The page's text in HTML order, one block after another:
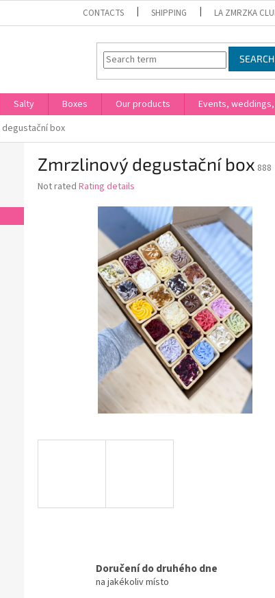
CONTACTS SHIPPING LA ZMRZKA
SEARCH
Salty Boxes Our products Events,
box
Zmrzlinový degustační box 888
The
Not rated Rating details
Doručení do druhého dne
na jakékoliv místo